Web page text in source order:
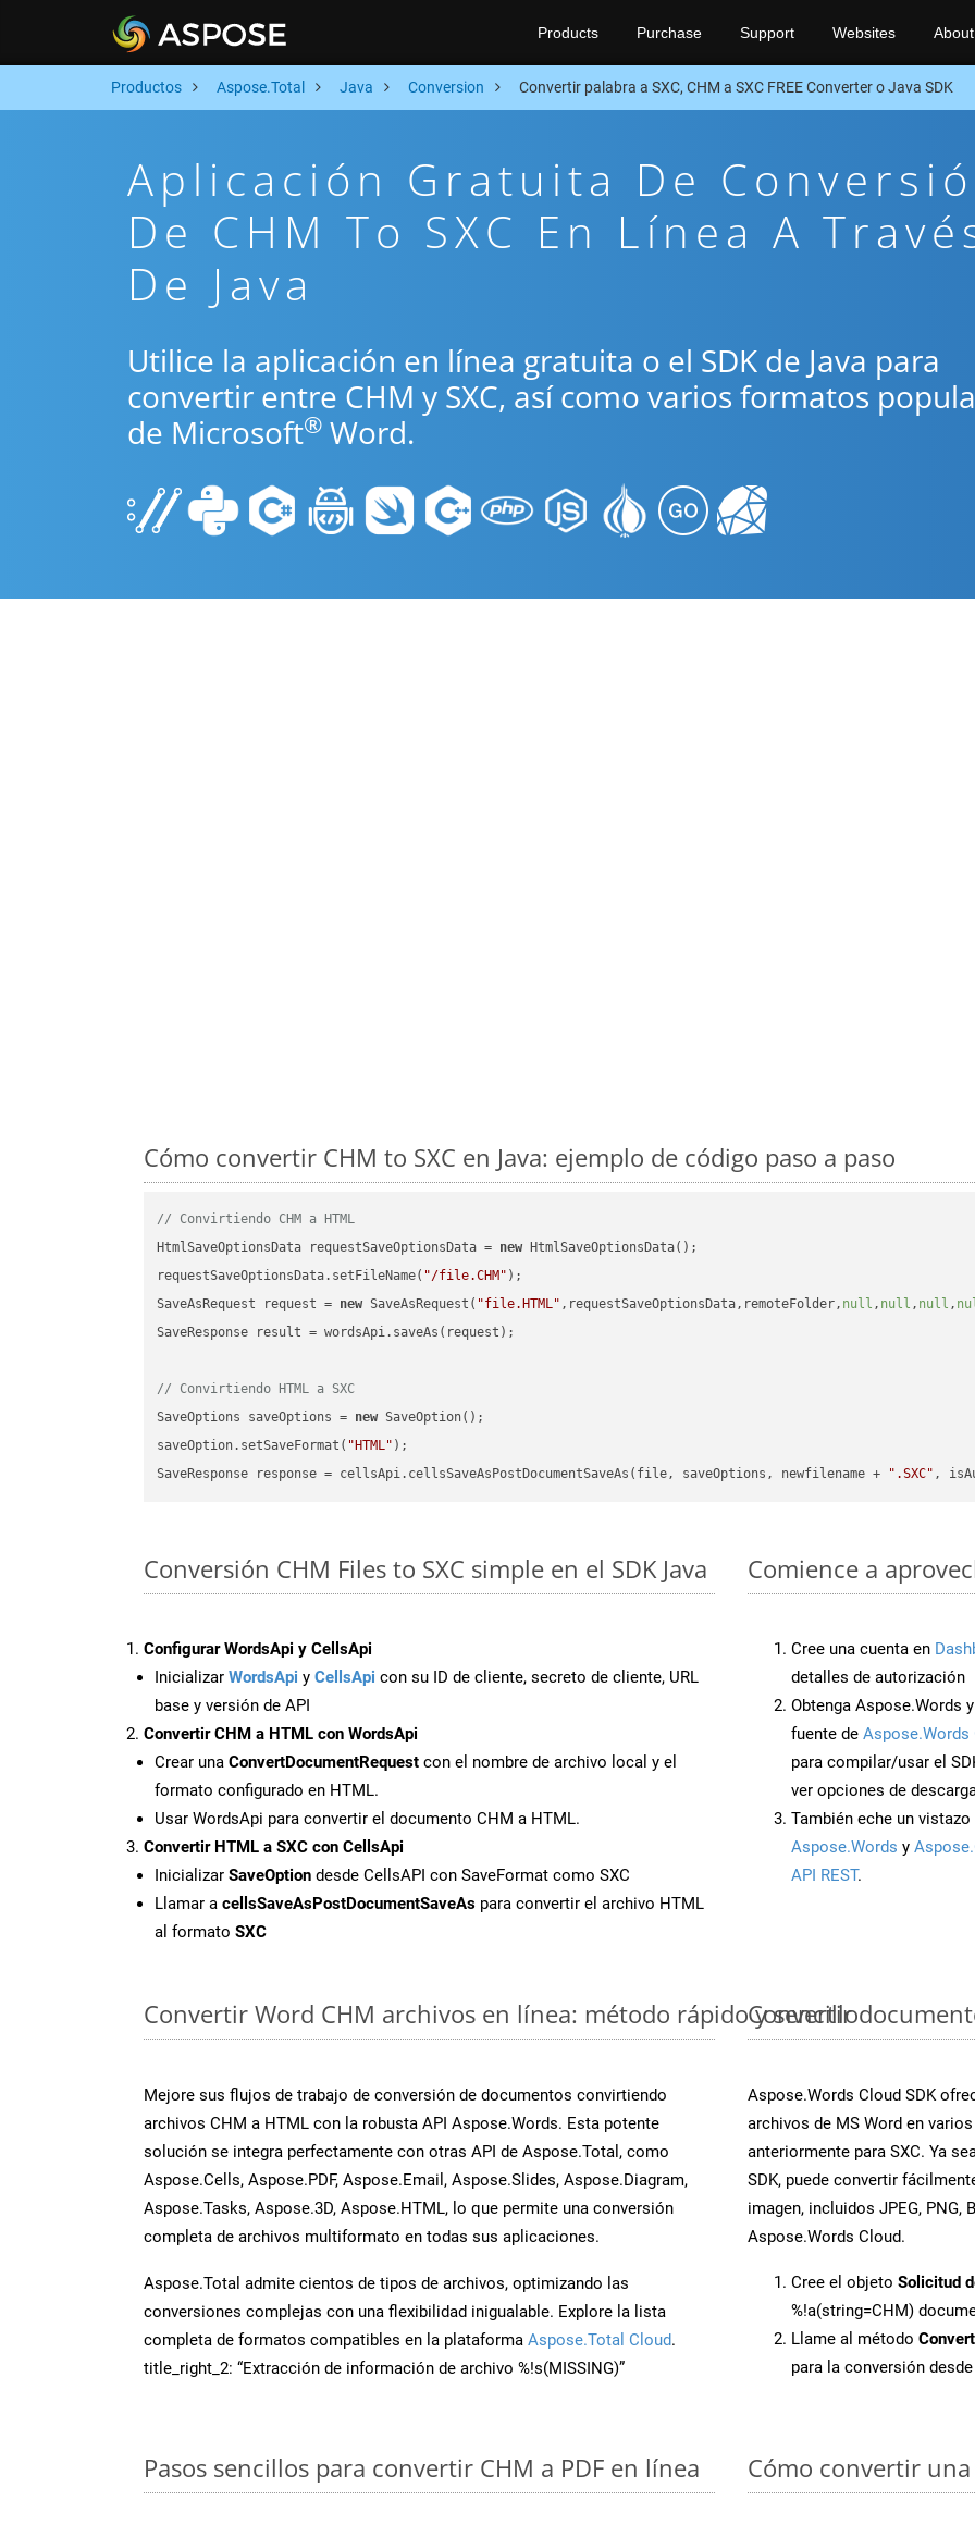
Products Purchase Support Websites About
Productos Aspose.Total Java Conversion Convertir palabra a SXC, CHM a SXC FREE Converter o Java SDK
Aplicación Gratuita De
De CHM To SXC En Línea A
De Java
Utilice la aplicación en línea gratuita o el SDK de Java para
convertir entre CHM y SXC, así como varios formatos
de Microsoft® Word.
Cómo convertir CHM to SXC en Java: ejemplo de código paso a paso
// Convirtiendo CHM a HTML
HtmlSaveOptionsData requestSaveOptionsData = new HtmlSaveOptionsData();
requestSaveOptionsData.setFileName( "/file.CHM" );
SaveAsRequest request = new SaveAsRequest( "file.HTML" ,requestSaveOptionsData,remoteFolder, null , null , null ,
SaveResponse result = wordsApi.saveAs(request);
// Convirtiendo HTML a SXC
SaveOptions saveOptions = new SaveOption();
saveOption.setSaveFormat( "HTML" );
SaveResponse response = cellsApi.cellsSaveAsPostDocumentSaveAs(file, saveOptions, newfilename +
".SXC" ,
Conversión CHM Files to SXC simple en el SDK Java
Configurar WordsApi y CellsApi
Inicializar WordsApi y CellsApi con su ID de cliente, secreto de cliente, URL
base y versión de API
Convertir CHM a HTML con WordsApi
Crear una ConvertDocumentRequest con el nombre de archivo local y el
formato configurado en HTML.
Usar WordsApi para convertir el documento CHM a HTML.
Convertir HTML a SXC con CellsApi
Inicializar SaveOption desde CellsAPI con SaveFormat como SXC
Llamar a cellsSaveAsPostDocumentSaveAs para convertir el archivo HTML
al formato SXC
Comience a
Cree una cuenta en
detalles de autorización
Obtenga Aspose.Words
fuente de Aspose.Words
para compilar/usar el
ver opciones de
También eche un
Aspose.Words y
API REST.
Convertir Word CHM archivos en línea: método rápido y sencillo
Mejore sus flujos de trabajo de conversión de documentos convirtiendo
archivos CHM a HTML con la robusta API Aspose.Words. Esta potente
solución se integra perfectamente con otras API de Aspose.Total, como
Aspose.Cells, Aspose.PDF, Aspose.Email, Aspose.Slides, Aspose.Diagram,
Aspose.Tasks, Aspose.3D, Aspose.HTML, lo que permite una conversión
completa de archivos multiformato en todas sus aplicaciones.
Aspose.Total admite cientos de tipos de archivos, optimizando las
conversiones complejas con una flexibilidad inigualable. Explore la lista
completa de formatos compatibles en la plataforma Aspose.Total Cloud.
title_right_2: “Extracción de información de archivo %!s(MISSING)”
Convertir
Aspose.Words Cloud SDK
archivos de MS Word en
anteriormente para SXC. Ya
SDK, puede convertir
imagen, incluidos JPEG, PNG,
Aspose.Words Cloud.
Cree el objeto Solicitud
%!a(string=CHM)
Llame al método
para la conversión
Pasos sencillos para convertir CHM a PDF en línea Cómo convertir